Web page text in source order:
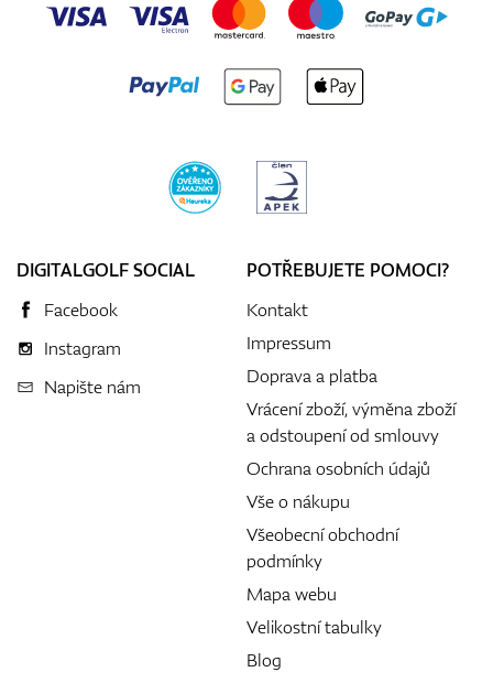
DIGITALGOLF SOCIAL
Facebook
Instagram
Napište nám
POTŘEBUJETE POMOCI?
Kontakt
Impressum
Doprava a platba
Vrácení zboží, výměna zboží
a odstoupení od smlouvy
Ochrana osobních údajů
Vše o nákupu
Všeobecní obchodní
podmínky
Mapa webu
Velikostní tabulky
Blog